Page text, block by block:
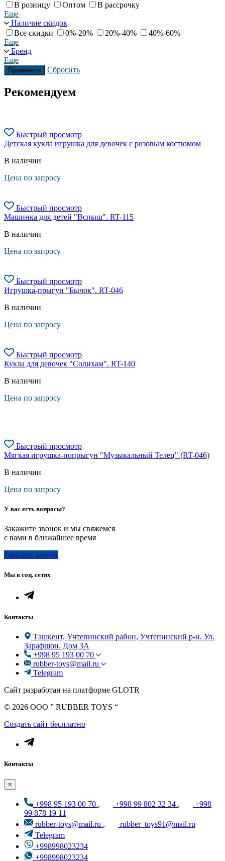
В розницу
Оптом
В рассрочку
Еще
Наличие скидок
Все скидки
0%-20% 20%-40%
40%-60%
Еще
Бренд
Еще
Применить Сбросить
Рекомендуем
Быстрый просмотр
Детская кукла игрушка для девочек с розовым костюмом
В наличии
Цена по запросу
Быстрый просмотр
Машинка для детей "Вспыш". RT-115
В наличии
Цена по запросу
Быстрый просмотр
Игрушка-прыгун "Бычок". RT-046
В наличии
Цена по запросу
Быстрый просмотр
Кукла для девочек "Солихам". RT-140
В наличии
Цена по запросу
Быстрый просмотр
Мягкая игрушка-попрыгун "Музыкальный Телец" (RT-046)
В наличии
Цена по запросу
У вас есть вопросы?
Закажите звонок и мы свяжемся
с вами в ближайшее время
Заказать звонок
Мы в соц. сетях
Контакты
Ташкент, Учтепинский район, Учтепинский р-н. Ул.
Зарафшон. Дом 3А
+998 95 193 00 70
rubber-toys@mail.ru
Telegram
Сайт разработан на платформе GLOTR
© 2026 OOO ” RUBBER TOYS “
Создать cайт бесплатно
Контакты
×
+998 95 193 00 70 , +998 99 802 32 34 ,
+998
99 878 19 11
rubber-toys@mail.ru ,
rubber_toys91@mail.ru
Telegram
+998998023234
+998998023234